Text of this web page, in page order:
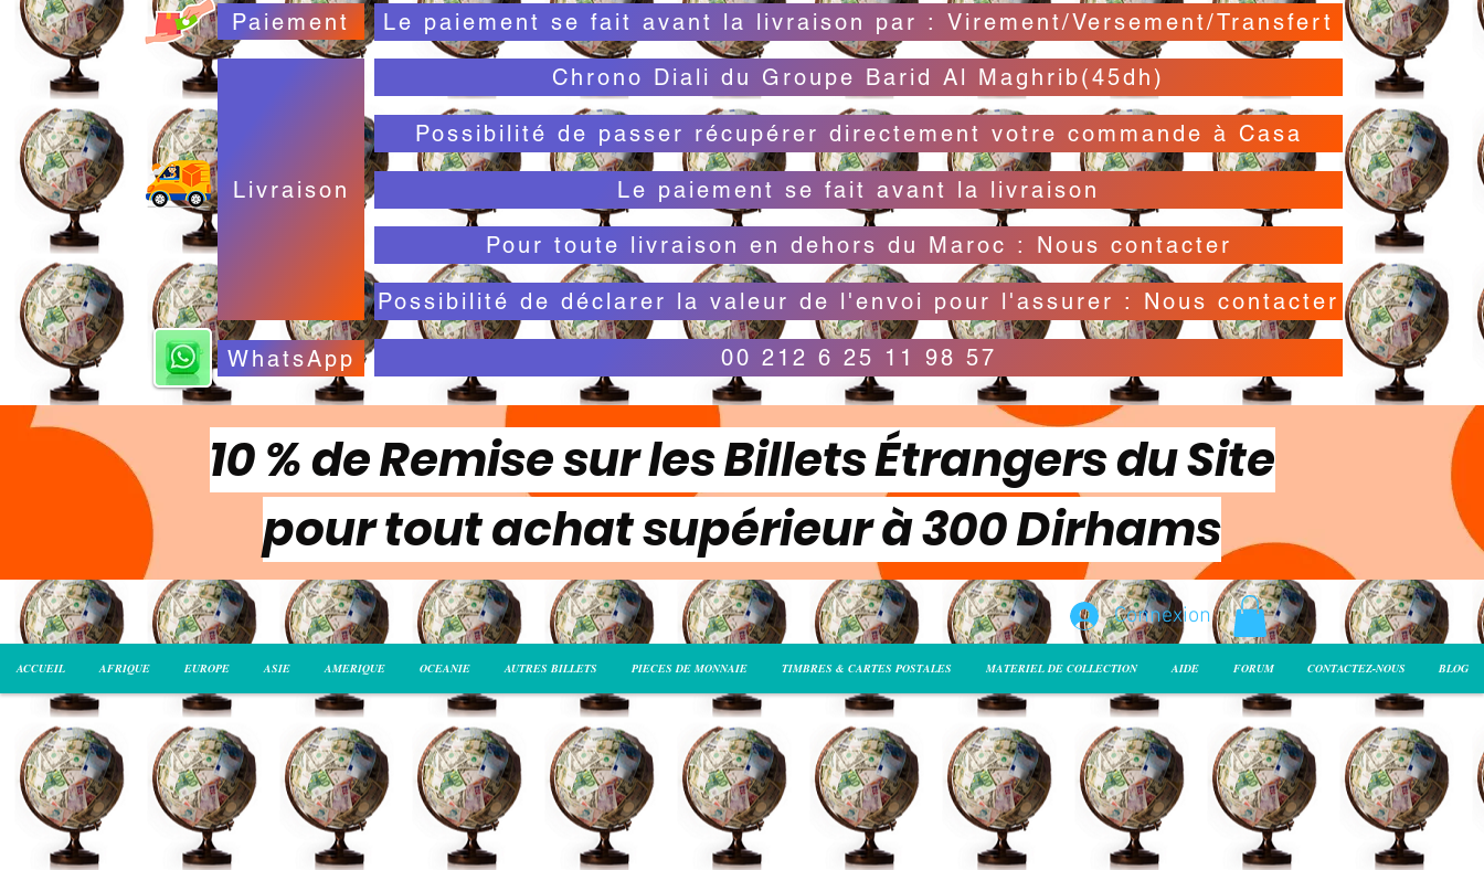
Paiement Le paiement se fait avant la livraison par : Virement/Versement/Transfert
Livraison
Chrono Diali du Groupe Barid Al Maghrib(45dh)
Possibilité de passer récupérer directement votre commande à Casa
Le paiement se fait avant la livraison
Pour toute livraison en dehors du Maroc : Nous contacter
Possibilité de déclarer la valeur de l'envoi pour l'assurer : Nous contacter
WhatsApp 00 212 6 25 11 98 57
10 % de Remise sur les Billets Étrangers du Site
pour tout achat supérieur à 300 Dirhams
Connexion
ACCUEIL AFRIQUE EUROPE ASIE AMERIQUE OCEANIE AUTRES BILLETS PIECES DE MONNAIE TIMBRES & CARTES POSTALES MATERIEL DE COLLECTION AIDE FORUM CONTACTEZ-NOUS BLOG